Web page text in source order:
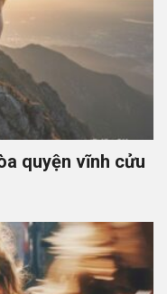
quyện vĩnh cửu